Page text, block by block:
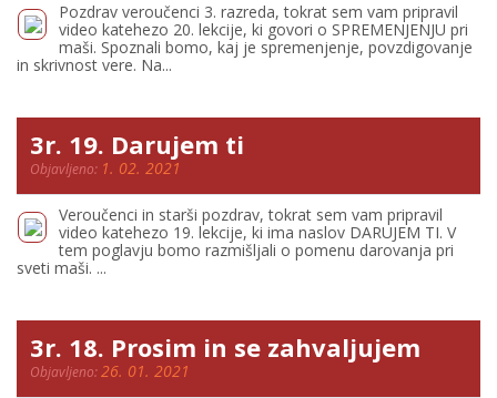
Pozdrav veroučenci 3. razreda, tokrat sem vam pripravil
video katehezo 20. lekcije, ki govori o SPREMENJENJU pri
maši. Spoznali bomo, kaj je spremenjenje, povzdigovanje
in skrivnost vere. Na...
3r. 19. Darujem ti
Objavljeno: 1. 02. 2021
Veroučenci in starši pozdrav, tokrat sem vam pripravil
video katehezo 19. lekcije, ki ima naslov DARUJEM TI. V
tem poglavju bomo razmišljali o pomenu darovanja pri
sveti maši. ...
3r. 18. Prosim in se zahvaljujem
Objavljeno:26. 01. 2021